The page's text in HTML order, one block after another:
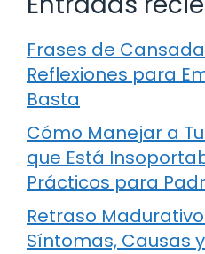
Frases de
Reflexiones para
Basta
Cómo Manejar a
que Está
Prácticos para
Retraso
Síntomas, Causas